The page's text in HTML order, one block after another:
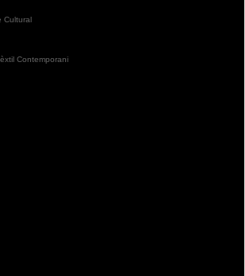
Cultural
Contemporani